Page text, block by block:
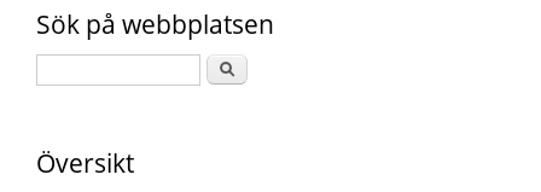
Sök på webbplatsen
Översikt